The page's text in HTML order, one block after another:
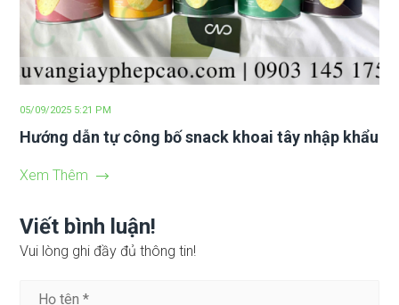
05/09/2025 5:21 PM
Hướng dẫn tự công bố snack khoai tây nhập khẩu
Xem Thêm
Viết bình luận!
Vui lòng ghi đầy đủ thông tin!